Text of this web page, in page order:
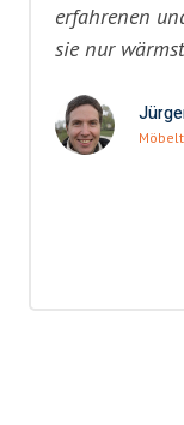
erfahrenen
sie nur